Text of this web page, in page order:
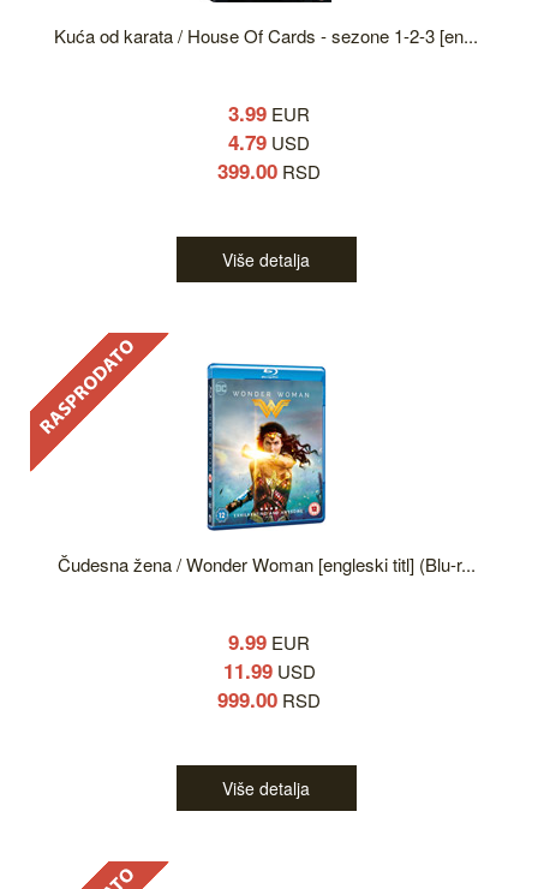
Kuća od karata / House Of Cards - sezone 1-2-3 [en...
3.99 EUR
4.79 USD
399.00 RSD
Više detalja
Čudesna žena / Wonder Woman [engleski titl] (Blu-r...
9.99 EUR
11.99USD
999.00 RSD
Više detalja